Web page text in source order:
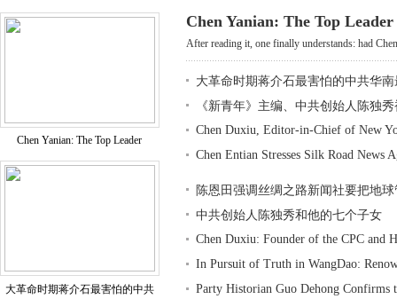
Chen Yanian: The Top Leader
大革命时期蒋介石最害怕的中共
Chen Yanian: The Top
After reading it, one finally understands: had
大革命时期蒋介石最害怕的中共华
《新青年》主编、中共创始人陈独
Chen Duxiu, Editor-in-Chief of New
Chen Entian Stresses Silk Road News
陈恩田强调丝绸之路新闻社要把地
中共创始人陈独秀和他的七个子女
Chen Duxiu: Founder of the CPC and
In Pursuit of Truth in WangDao:
Party Historian Guo Dehong Confirms